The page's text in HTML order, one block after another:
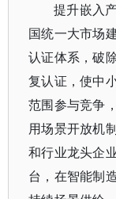
提升嵌入
国统一大市场
认证体系，破
复认证，使中
范围参与竞争
用场景开放机
和行业龙头企
台，在智能制